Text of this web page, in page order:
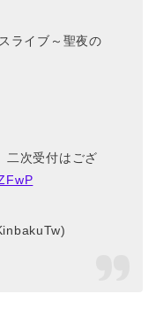
ライブ～聖夜の
二次受付はござ